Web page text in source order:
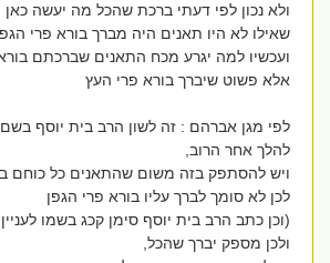
ולא נכון לפי דעתי ברכת שהכל מה יעשה כאן
שאילו לא היו תאנים היה מברך בורא פרי הגפן
ועכשיו למה יגרע מכח התאנים שברכתם בורא
אלא פשוט שיברך בורא פרי העץ
לפי מגן אברהם : זה לשון הרב בית יוסף בשם
להלך אחר הרוב,
ויש להסתפק בזה משום שהתאנים כל כוחם
לכן לא סומך לברך עליו בורא פרי הגפן
(וכן כתב הרב בית יוסף סימן קכג בשמו לעניין
ולכן מספק יברך שהכל,